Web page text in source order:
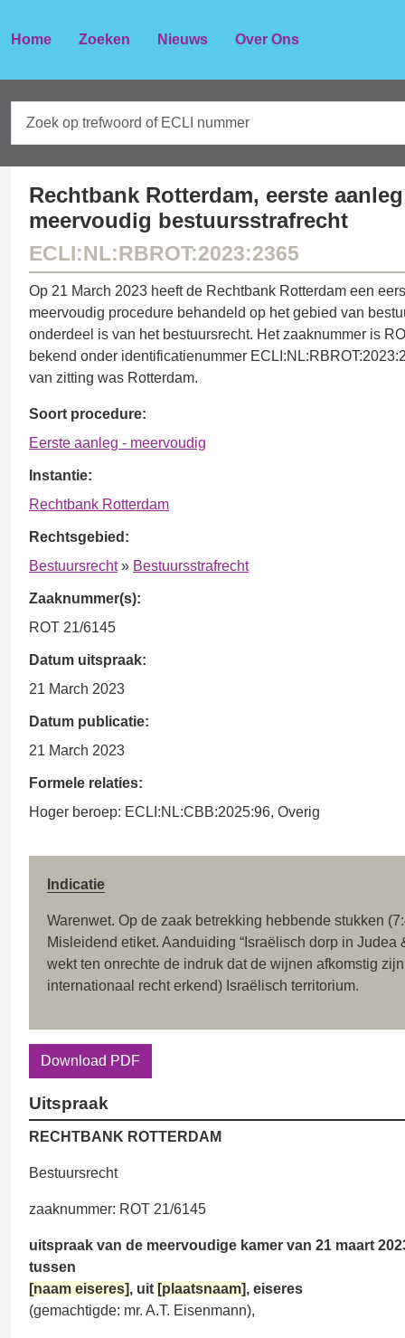
Home Zoeken Nieuws Over Ons
Rechtbank Rotterdam, eerste
meervoudig bestuursstrafrecht
ECLI:NL:RBROT:2023:2365
Op 21 March 2023 heeft de Rechtbank Rotterdam een
meervoudig procedure behandeld op het gebied van
onderdeel is van het bestuursrecht. Het zaaknummer is
bekend onder identificatienummer
van zitting was Rotterdam.
Soort procedure:
Eerste aanleg - meervoudig
Instantie:
Rechtbank Rotterdam
Rechtsgebied:
Bestuursrecht» Bestuursstrafrecht
Zaaknummer(s):
ROT 21/6145
Datum uitspraak:
21 March 2023
Datum publicatie:
21 March 2023
Formele relaties:
Hoger beroep: ECLI:NL:CBB:2025:96, Overig
Indicatie
Warenwet. Op de zaak betrekking hebbende stukken
Misleidend etiket. Aanduiding “Israëlisch dorp in Judea
wekt ten onrechte de indruk dat de wijnen afkomstig
internationaal recht erkend) Israëlisch territorium.
Download PDF
Uitspraak
RECHTBANK ROTTERDAM
Bestuursrecht
zaaknummer: ROT 21/6145
uitspraak van de meervoudige kamer van 21 maart
tussen
[naam eiseres], uit [plaatsnaam], eiseres
(gemachtigde: mr. A.T. Eisenmann),